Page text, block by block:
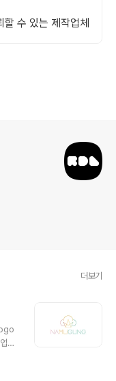
수 있는 제작업체
더보기
체